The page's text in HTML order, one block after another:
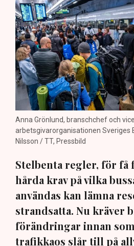
Anna Grönlund, branschchef och
arbetsgivarorganisationen Sveriges
Nilsson / TT, Pressbild
Stelbenta regler, för få
hårda krav på vilka
användas kan lämna
strandsatta. Nu kräver
förändringar innan
trafikkaos slår till på